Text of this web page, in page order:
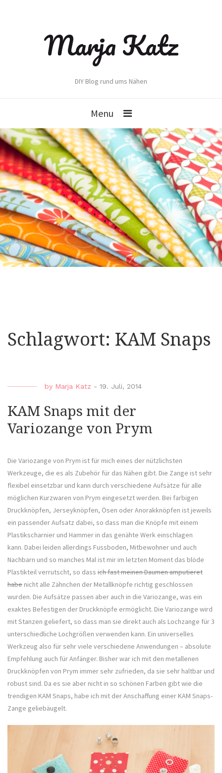
Marja Katz
DIY Blog rund ums Nähen
Menu
Schlagwort: KAM Snaps
by Marja Katz - 19. Juli, 2014
KAM Snaps mit der
Variozange von Prym
Die Variozange von Prym ist für mich eines der nützlichsten
Werkzeuge, die es als Zubehör für das Nähen gibt. Die Zange ist sehr
flexibel einsetzbar und kann durch verschiedene Aufsätze für alle
möglichen Kurzwaren von Prym eingesetzt werden. Bei farbigen
Druckknöpfen, Jerseyknöpfen, Ösen oder Anorakknöpfen ist jeweils
ein passender Aufsatz dabei, so dass man die Knöpfe mit einem
Plastikscharnier und Hammer in das genähte Werk einschlagen
kann. Dabei leiden allerdings Fussboden, Mitbewohner und auch
Nachbarn und so manches Mal ist mir im letzten Moment das blöde
Plastikteil verrutscht, so dass ich fast meinen Daumen amputieret
habe nicht alle Zähnchen der Metallknöpfe richtig geschlossen
wurden. Die Aufsätze passen aber auch in die Variozange, was ein
exaktes Befestigen der Druckknöpfe ermöglicht. Die Variozange wird
mit Stanzen geliefert, so dass man sie direkt auch als Lochzange für 3
unterschiedliche Lochgrößen verwenden kann. Ein universelles
Werkzeug also für sehr viele verschiedene Anwendungen – absolute
Empfehlung auch für Anfänger. Bisher war ich mit den metallenen
Druckknöpfen von Prym immer sehr zufrieden, da sie sehr haltbar und
robust sind. Da es sie aber nicht in so schönen Farben gibt wie die
trendigen KAM Snaps, habe ich mit der Anschaffung einer KAM Snaps-
Zange geliebäugelt.